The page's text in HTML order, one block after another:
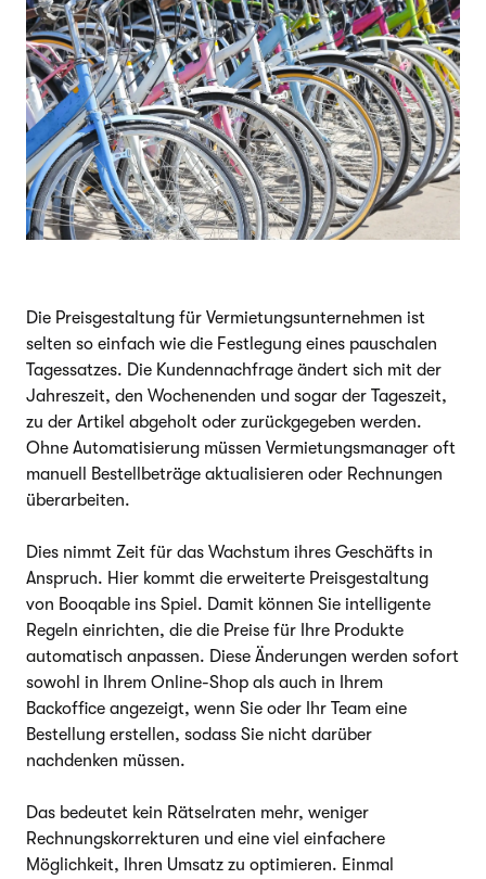
Die Preisgestaltung für Vermietungsunternehmen ist
selten so einfach wie die Festlegung eines pauschalen
Tagessatzes. Die Kundennachfrage ändert sich mit der
Jahreszeit, den Wochenenden und sogar der Tageszeit,
zu der Artikel abgeholt oder zurückgegeben werden.
Ohne Automatisierung müssen Vermietungsmanager oft
manuell Bestellbeträge aktualisieren oder Rechnungen
überarbeiten.
Dies nimmt Zeit für das Wachstum ihres Geschäfts in
Anspruch. Hier kommt die erweiterte Preisgestaltung
von Booqable ins Spiel. Damit können Sie intelligente
Regeln einrichten, die die Preise für Ihre Produkte
automatisch anpassen. Diese Änderungen werden sofort
sowohl in Ihrem Online-Shop als auch in Ihrem
Backoffice angezeigt, wenn Sie oder Ihr Team eine
Bestellung erstellen, sodass Sie nicht darüber
nachdenken müssen.
Das bedeutet kein Rätselraten mehr, weniger
Rechnungskorrekturen und eine viel einfachere
Möglichkeit, Ihren Umsatz zu optimieren. Einmal